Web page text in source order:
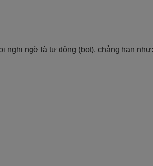
nghi ngờ là tự động (bot), chẳng hạn như: